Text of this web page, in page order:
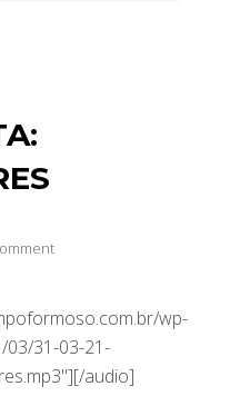
wp-
31-03-21-
audio]